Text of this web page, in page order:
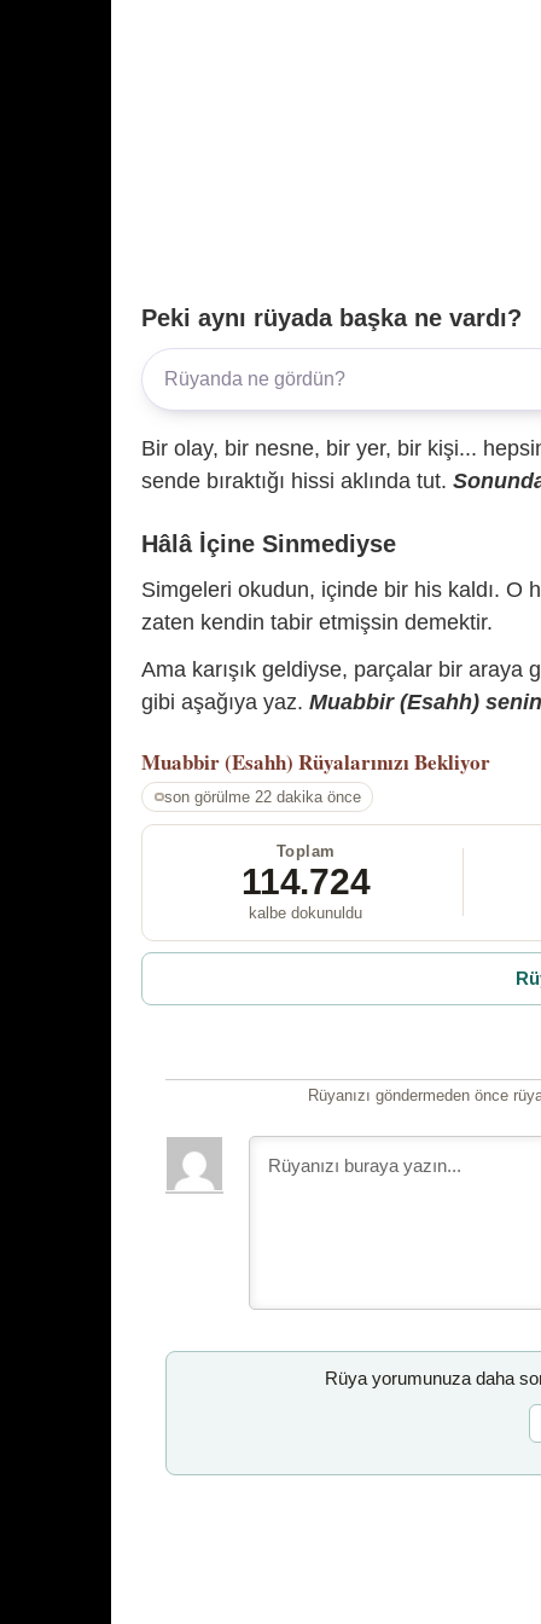
Peki aynı rüyada başka ne vardı?
Bir olay, bir nesne, bir yer, bir kişi...
sende bıraktığı hissi aklında tut.
Hâlâ İçine Sinmediyse
Simgeleri okudun, içinde bir his kaldı. O
zaten kendin tabir etmişsin demektir.
Ama karışık geldiyse, parçalar bir araya
gibi aşağıya yaz. Muabbir (Esahh)
Muabbir (Esahh) Rüyalarınızı Bekliyor
son görülme 22 dakika önce
Toplam
114.724
kalbe dokunuldu
Rüyanızı göndermeden önce
Rüya yorumunuza daha